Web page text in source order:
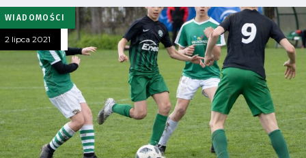
WIADOMOŚCI
2 lipca 2021